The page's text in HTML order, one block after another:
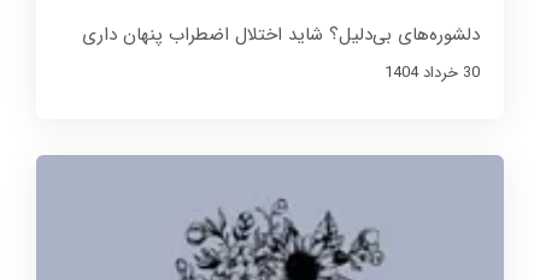
دلشوره‌های بی‌دلیل؟ شاید اختلال اضطراب پنهان داری
30 خرداد 1404